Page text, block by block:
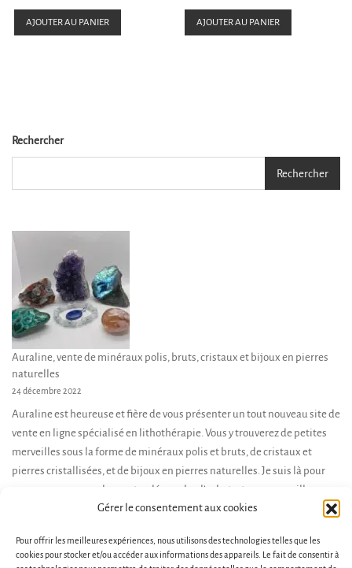
Gérer le consentement aux cookies
Pour offrir les meilleures expériences, nous utilisons des technologies telles que les
cookies pour stocker et/ou accéder aux informations des appareils. Le fait de consentir à
t
e
AJOUTER AU PANIER
t
e
AJOUTER AU PANIER
Rechercher
Rechercher
Auraline, vente de minéraux polis, bruts, cristaux et bijoux en pierres
naturelles
24 décembre 2022
Auraline est heureuse et fière de vous présenter un tout nouveau site de
vente en ligne spécialisé en lithothérapie. Vous y trouverez de petites
merveilles sous la forme de minéraux polis et bruts, de cristaux et
pierres cristallisées, et de bijoux en pierres naturelles. Je suis là pour
vous accompagner dans votre démarche d’achat, et vous conseiller en